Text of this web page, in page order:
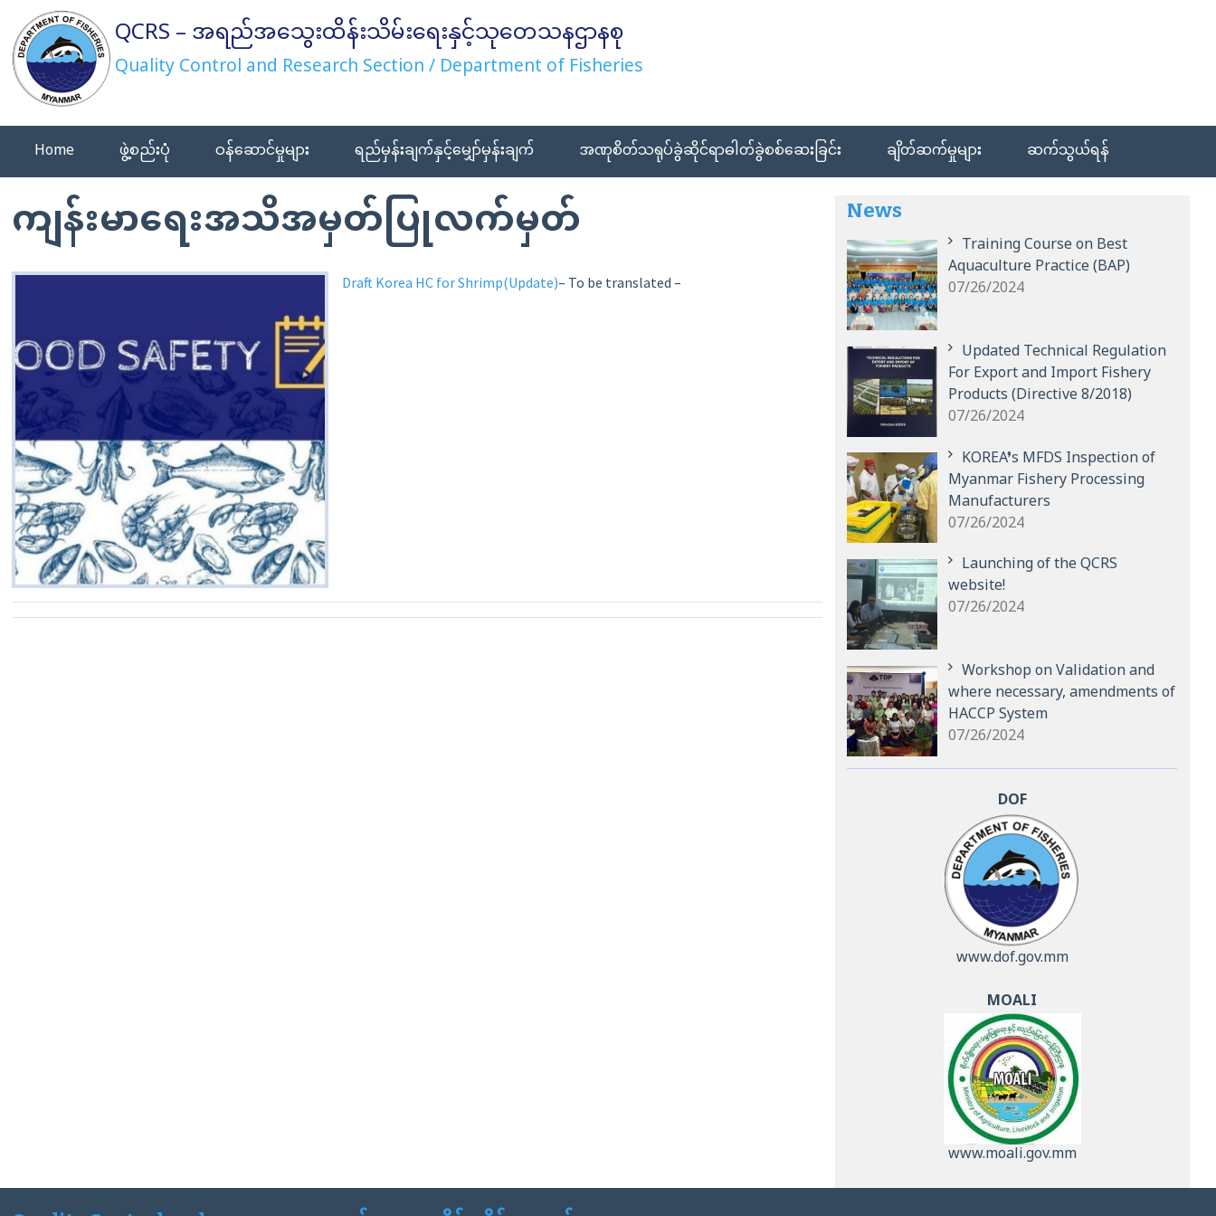
content QCRS – အရည်အသွေးထိန်းသိမ်းရေးနှင့်သုတေသနဌာနစု
Quality Control and Research Section / Department of Fisheries
Home ဖွဲ့စည်းပုံ ဝန်ဆောင်မှုများ ရည်မှန်းချက်နှင့်မျှော်မှန်းချက် အဏုစိတ်သရုပ်ခွဲဆိုင်ရာဓါတ်ခွဲစစ်ဆေးခြင်း ချိတ်ဆက်မှုများ ဆက်သွယ်ရန်
ကျန်းမာရေးအသိအမှတ်ပြုလက်မှတ်
Draft Korea HC for Shrimp(Update)– To be translated –
News
Training Course on Best
Aquaculture Practice (BAP)
07/26/2024
Updated Technical Regulation
For Export and Import Fishery
Products (Directive 8/2018)
07/26/2024
KOREA’s MFDS Inspection of
Myanmar Fishery Processing
Manufacturers
07/26/2024
Launching of the QCRS
website!
07/26/2024
Workshop on Validation and
where necessary, amendments of
HACCP System
07/26/2024
DOF
www.dof.gov.mm
MOALI
www.moali.gov.mm